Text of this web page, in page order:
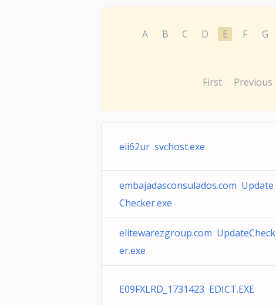
A B C D E F G
First Previous
eii62ur svchost.exe
embajadasconsulados.com Update
Checker.exe
elitewarezgroup.com UpdateCheck
er.exe
E09FXLRD_1731423 EDICT.EXE